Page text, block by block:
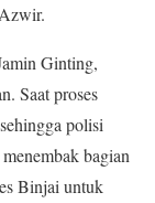
Ginting,
Saat proses
polisi
bagian
Binjai untuk